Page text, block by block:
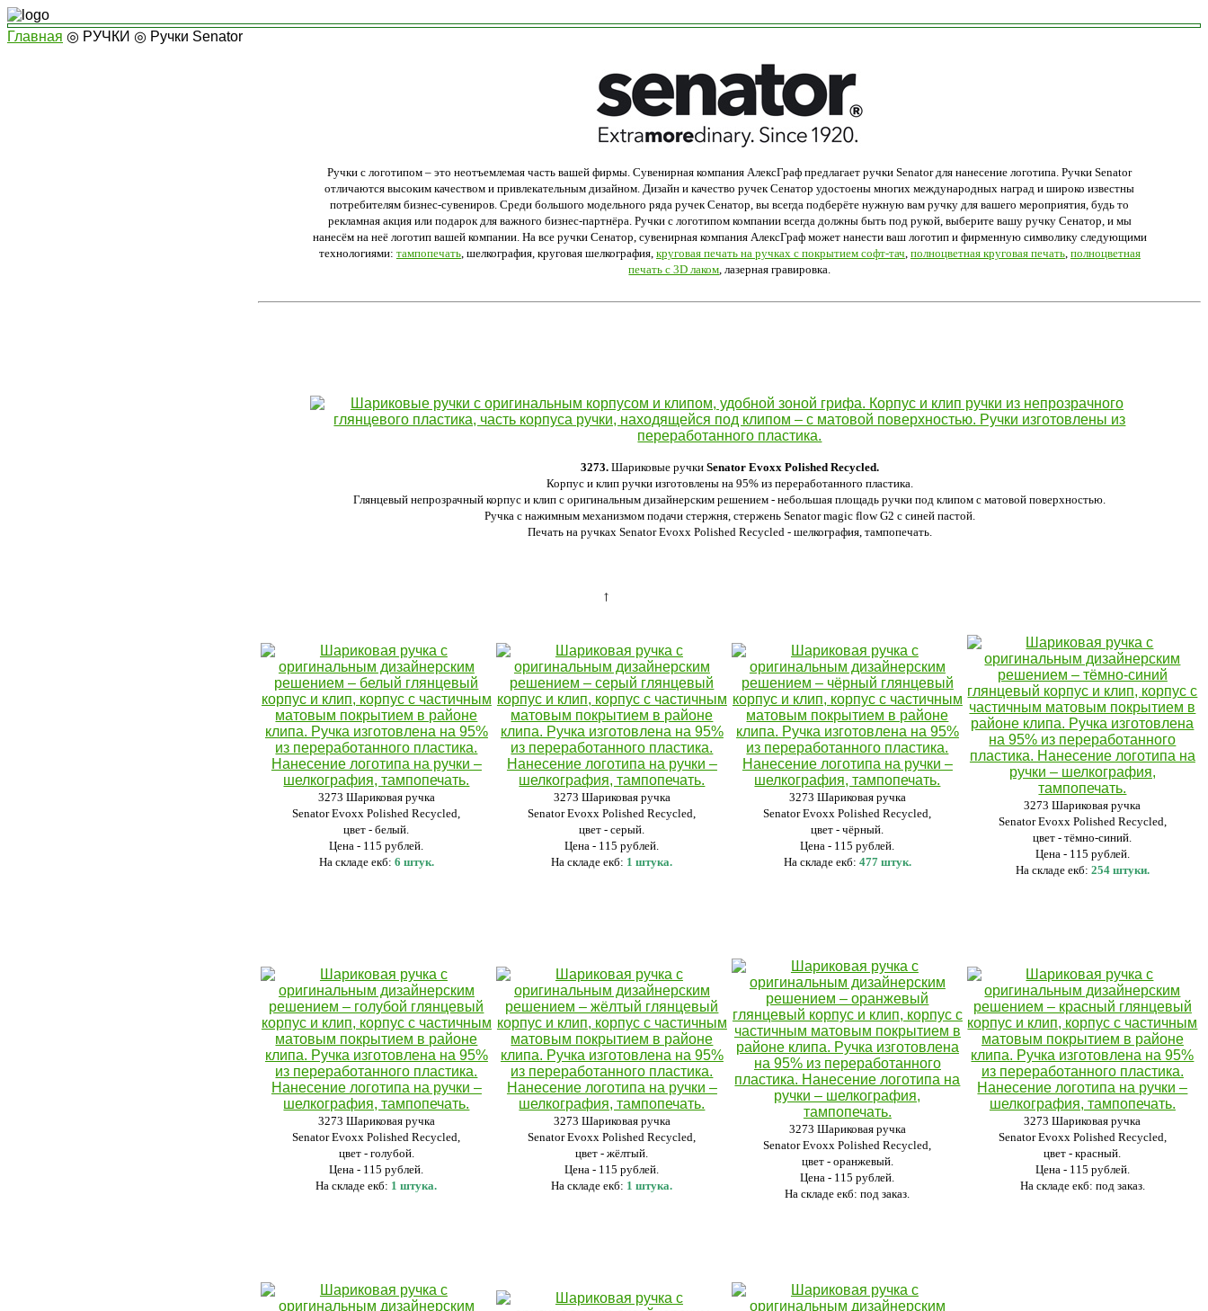
→
Главная ◎ РУЧКИ ◎ Ручки Senator
Ручки с логотипом – это неотъемлемая часть вашей фирмы. Сувенирная компания АлексГраф предлагает ручки Senator для нанесение логотипа. Ручки Senator
отличаются высоким качеством и привлекательным дизайном. Дизайн и качество ручек Сенатор удостоены многих международных наград и широко известны
потребителям бизнес-сувениров. Среди большого модельного ряда ручек Сенатор, вы всегда подберёте нужную вам ручку для вашего мероприятия, будь то
рекламная акция или подарок для важного бизнес-партнёра. Ручки с логотипом компании всегда должны быть под рукой, выберите вашу ручку Сенатор, и мы
нанесём на неё логотип вашей компании. На все ручки Сенатор, сувенирная компания АлексГраф может нанести ваш логотип и фирменную символику следующими
технологиями: тампопечать, шелкография, круговая шелкография, круговая печать на ручках с покрытием софт-тач, полноцветная круговая печать, полноцветная
печать с 3D лаком, лазерная гравировка.
3273. Шариковые ручки Senator Evoxx Polished Recycled.
Корпус и клип ручки изготовлены на 95% из переработанного пластика.
Глянцевый непрозрачный корпус и клип с оригинальным дизайнерским решением - небольшая площадь ручки под клипом с матовой поверхностью.
Ручка с нажимным механизмом подачи стержня, стержень Senator magic flow G2 с синей пастой.
Печать на ручках Senator Evoxx Polished Recycled - шелкография, тампопечать.
3273 Шариковая ручка
Senator Evoxx Polished Recycled,
цвет - белый.
Цена - 115 рублей.
На складе екб: 6 штук.
3273 Шариковая ручка
Senator Evoxx Polished Recycled,
цвет - серый.
Цена - 115 рублей.
На складе екб: 1 штука.
3273 Шариковая ручка
Senator Evoxx Polished Recycled,
цвет - чёрный.
Цена - 115 рублей.
На складе екб: 477 штук.
3273 Шариковая ручка
Senator Evoxx Polished Recycled,
цвет - тёмно-синий.
Цена - 115 рублей.
На складе екб: 254 штуки.
3273 Шариковая ручка
Senator Evoxx Polished Recycled,
цвет - голубой.
Цена - 115 рублей.
На складе екб: 1 штука.
3273 Шариковая ручка
Senator Evoxx Polished Recycled,
цвет - жёлтый.
Цена - 115 рублей.
На складе екб: 1 штука.
3273 Шариковая ручка
Senator Evoxx Polished Recycled,
цвет - оранжевый.
Цена - 115 рублей.
На складе екб: под заказ.
3273 Шариковая ручка
Senator Evoxx Polished Recycled,
цвет - красный.
Цена - 115 рублей.
На складе екб: под заказ.